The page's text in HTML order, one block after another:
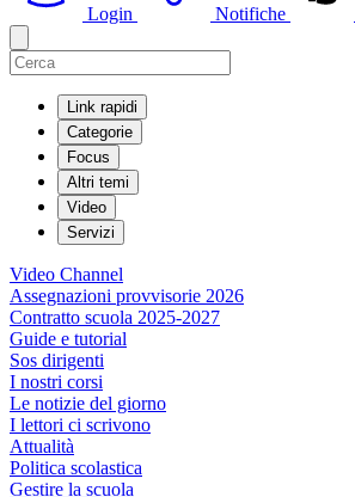
Login Notifiche
Link rapidi
Categorie
Focus
Altri temi
Video
Servizi
Video Channel
Assegnazioni provvisorie 2026
Contratto scuola 2025-2027
Guide e tutorial
Sos dirigenti
I nostri corsi
Le notizie del giorno
I lettori ci scrivono
Attualità
Politica scolastica
Gestire la scuola